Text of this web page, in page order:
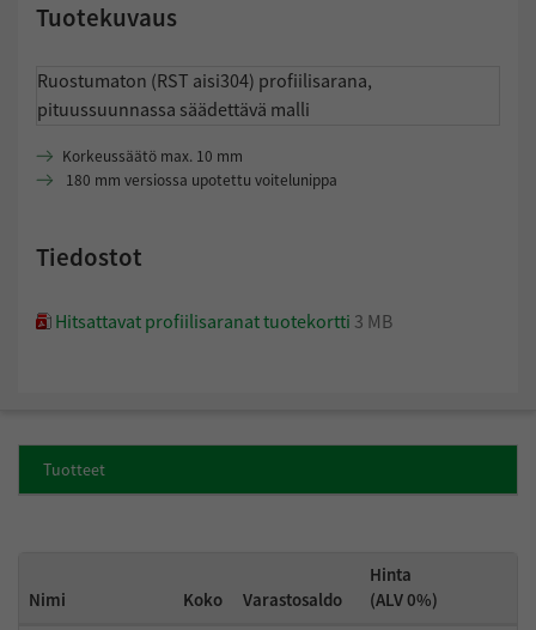
Tuotekuvaus
Ruostumaton (RST aisi304) profiilisarana,
pituussuunnassa säädettävä malli
Korkeussäätö max. 10 mm
180 mm versiossa upotettu voitelunippa
Tiedostot
Hitsattavat profiilisaranat tuotekortti 3 MB
Tuotteet
Nimi Koko Varastosaldo
Hinta
(ALV 0%)